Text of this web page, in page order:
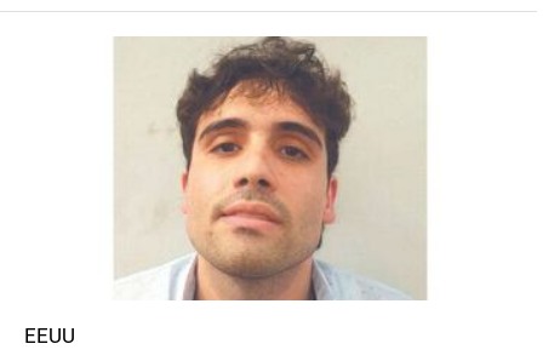
EEUU